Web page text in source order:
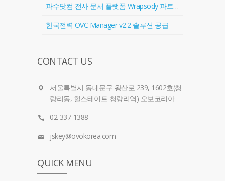
파수닷컴 전사 문서 플랫폼 Wrapsody 파트너 계약 체결
한국전력 OVC Manager v2.2 솔루션 공급
CONTACT US
서울특별시 동대문구 왕산로 239, 1602호(청
량리동, 힐스테이트 청량리역) 오보코리아
02-337-1388
jskey@ovokorea.com
QUICK MENU